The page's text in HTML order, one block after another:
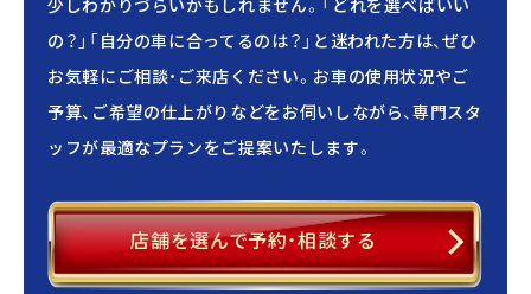
少しわかりづらいかもしれません。「どれを選べばいい
の？」「自分の車に合ってるのは？」と迷われた方は、ぜひ
お気軽にご相談・ご来店ください。お車の使用状況やご
予算、ご希望の仕上がりなどをお伺いしながら、専門スタ
ッフが最適なプランをご提案いたします。
店舗を選んで予約・相談する